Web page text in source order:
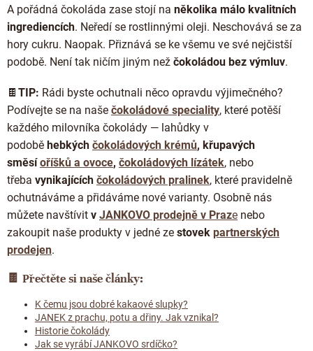
A pořádná čokoláda zase stojí na několika málo kvalitních
ingrediencích. Neředí se rostlinnými oleji. Neschovává se za
hory cukru. Naopak. Přiznává se ke všemu ve své nejčistší
podobě. Není tak ničím jiným než čokoládou bez výmluv.
🍫 TIP: Rádi byste ochutnali něco opravdu výjimečného?
Podívejte se na naše čokoládové speciality, které potěší
každého milovníka čokolády — lahůdky v
podobě hebkých čokoládových krémů, křupavých
směsíoříšků a ovoce, čokoládových lízátek, nebo
třeba vynikajících čokoládových pralinek, které pravidelně
ochutnáváme a přidáváme nové varianty. Osobně nás
můžete navštívit v JANKOVO prodejně v Praze nebo
zakoupit naše produkty v jedné ze stovek partnerských
prodejen.
🍫 Přečtěte si naše články:
K čemu jsou dobré kakaové slupky?
JANEK z prachu, potu a dřiny. Jak vznikal?
Historie čokolády
Jak se vyrábí JANKOVO srdíčko?